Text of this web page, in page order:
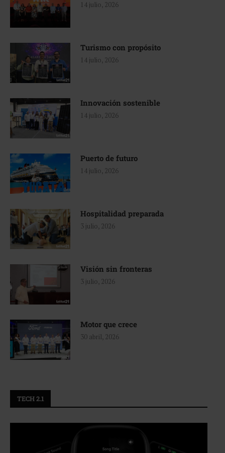
14 julio, 2026
Turismo con propósito
14 julio, 2026
Innovación sostenible
14 julio, 2026
Puerto de futuro
14 julio, 2026
Hospitalidad preparada
3 julio, 2026
Visión sin fronteras
3 julio, 2026
Motor que crece
30 abril, 2026
TECH 2.1